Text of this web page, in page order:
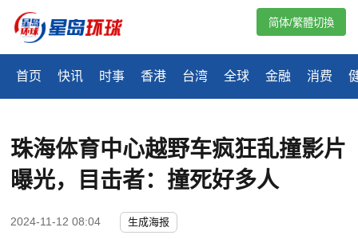
首页 快讯 时事 香港 台湾 全球 金融 消费
简体/繁體切換
珠海体育中心越野车疯狂乱撞影片
曝光，目击者：撞死好多人
2024-11-12 08:04 生成海报